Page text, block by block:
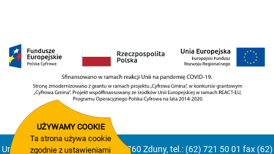
Urząd Miejski Zduny, Rynek 2, 63-760 Zduny, tel.: (62) 721 50 01 fax (62)
UŻYWAMY COOKIE
Ta strona używa cookie
zgodnie z ustawieniami